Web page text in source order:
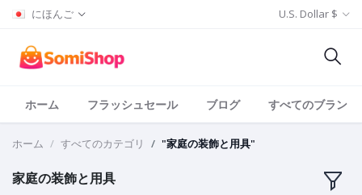
にほんご U.S. Dollar $
ホーム フラッシュセール ブログ すべてのブランド
ホーム すべてのカテゴリ "家庭の装飾と用具"
家庭の装飾と用具